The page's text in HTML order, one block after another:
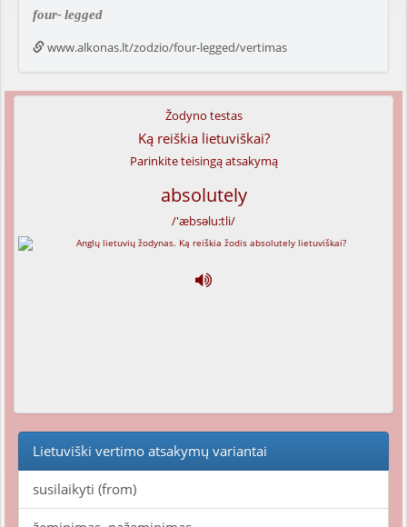
four-legged
www.alkonas.lt/zodzio/four-legged/vertimas
Žodyno testas
Ką reiškia lietuviškai?
Parinkite teisingą atsakymą
absolutely
/'æbsəlu:tli/
Lietuviški vertimo atsakymų variantai
susilaikyti (from)